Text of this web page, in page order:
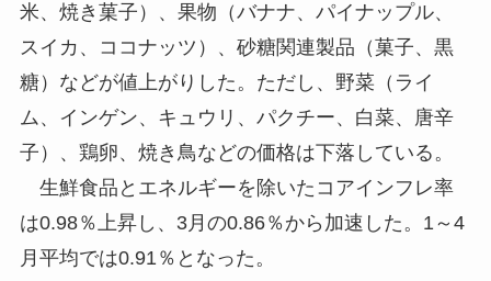
米、焼き菓子）、果物（バナナ、パイナップル、
スイカ、ココナッツ）、砂糖関連製品（菓子、黒
糖）などが値上がりした。ただし、野菜（ライ
ム、インゲン、キュウリ、パクチー、白菜、唐辛
子）、鶏卵、焼き鳥などの価格は下落している。
生鮮食品とエネルギーを除いたコアインフレ率
は0.98％上昇し、3月の0.86％から加速した。1～4
月平均では0.91％となった。